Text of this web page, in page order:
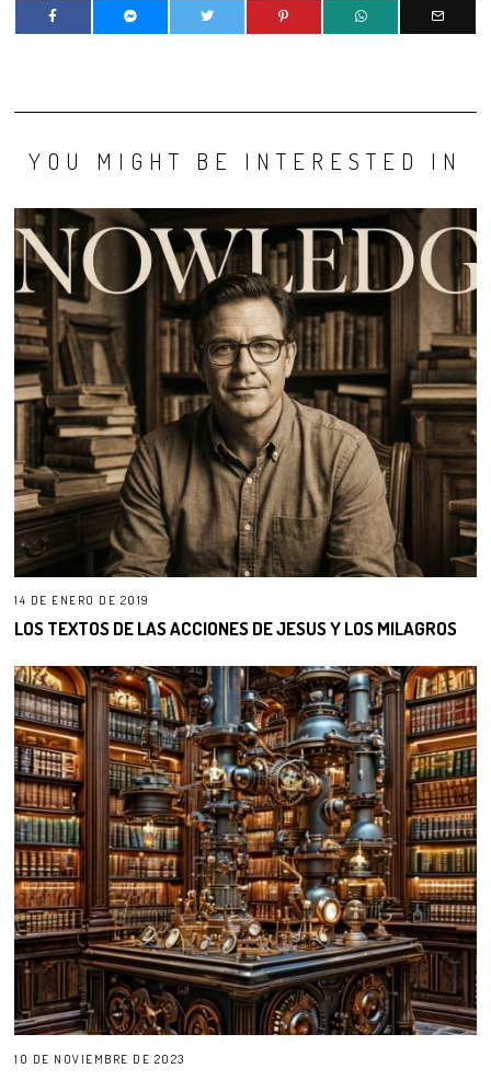
YOU MIGHT BE INTERESTED IN
14 DE ENERO DE 2019
LOS TEXTOS DE LAS ACCIONES DE JESUS Y LOS MILAGROS
10 DE NOVIEMBRE DE 2023